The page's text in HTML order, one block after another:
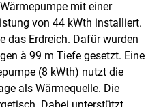
mit einer
von 44 kWth installiert.
das Erdreich. Dafür wurden
à 99 m Tiefe gesetzt. Eine
(8 kWth) nutzt die
als Wärmequelle. Die